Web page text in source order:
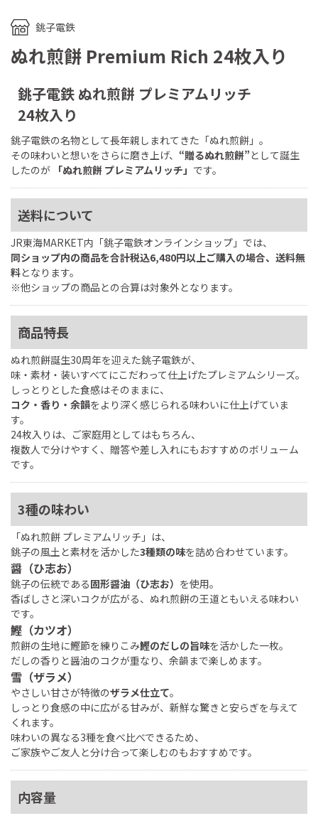
銚子電鉄
ぬれ煎餅 Premium Rich 24枚入り
銚子電鉄 ぬれ煎餅 プレミアムリッチ
24枚入り
銚子電鉄の名物として長年親しまれてきた「ぬれ煎餅」。
その味わいと想いをさらに磨き上げ、 “贈るぬれ煎餅”として誕生
したのが 「ぬれ煎餅 プレミアムリッチ」 です。
送料について
JR東海MARKET内「銚子電鉄オンラインショップ」では、
同ショップ内の商品を合計税込6,480円以上ご購入の場合、送料無
料となります。
※他ショップの商品との合算は対象外となります。
商品特長
ぬれ煎餅誕生30周年を迎えた銚子電鉄が、
味・素材・装いすべてにこだわって仕上げたプレミアムシリーズ。
しっとりとした食感はそのままに、
コク・香り・余韻をより深く感じられる味わいに仕上げていま
す。
24枚入りは、ご家庭用としてはもちろん、
複数人で分けやすく、贈答や差し入れにもおすすめのボリューム
です。
3種の味わい
「ぬれ煎餅 プレミアムリッチ」は、
銚子の風土と素材を活かした3種類の味を詰め合わせています。
醤（ひ志お）
銚子の伝統である固形醤油（ひ志お） を使用。
香ばしさと深いコクが広がる、ぬれ煎餅の王道ともいえる味わい
です。
鰹（カツオ）
煎餅の生地に鰹節を練りこみ鰹のだしの旨味を活かした一枚。
だしの香りと醤油のコクが重なり、余韻まで楽しめます。
雪（ザラメ）
やさしい甘さが特徴のザラメ仕立て。
しっとり食感の中に広がる甘みが、新鮮な驚きと安らぎを与えて
くれます。
味わいの異なる3種を食べ比べできるため、
ご家族やご友人と分け合って楽しむのもおすすめです。
内容量